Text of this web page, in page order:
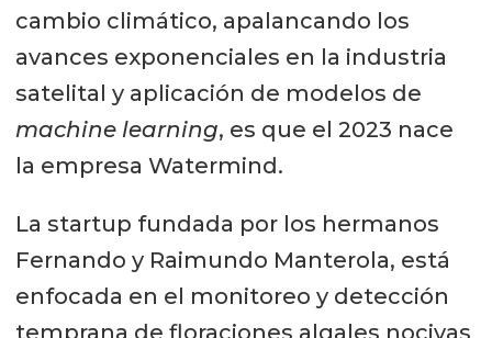
cambio climático, apalancando los
avances exponenciales en la industria
satelital y aplicación de modelos de
machine learning, es que el 2023 nace
la empresa Watermind.
La startup fundada por los hermanos
Fernando y Raimundo Manterola, está
enfocada en el monitoreo y detección